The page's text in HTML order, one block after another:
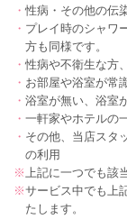
・ 性病・その他の伝
・ プレイ時のシャワ
方も同様です。
・ 性病や不衛生な方
・ お部屋や浴室が常
・ 浴室が無い、浴室
・ 一軒家やホテルの
・ その他、当店スタ
の利用
※上記に一つでも該
※サービス中でも上
たします。